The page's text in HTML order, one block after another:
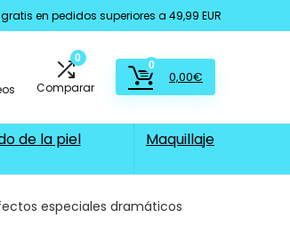
en pedidos superiores a 49,99 EUR
0
Comparar
0
0,00€
de la piel
Maquillaje
especiales dramáticos